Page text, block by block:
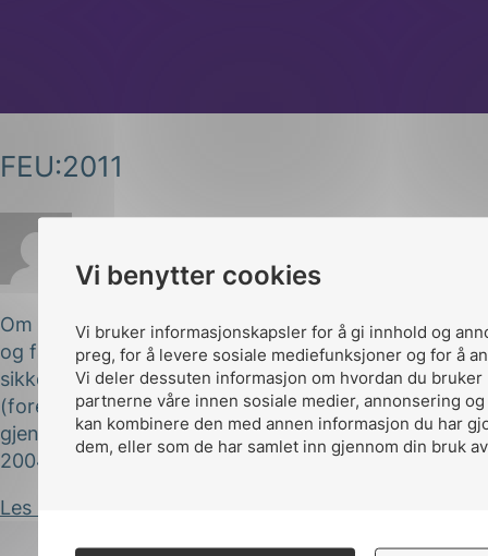
Vi benytter cookies
Vi bruker informasjonskapsler for å gi innhold og
preg, for å levere sosiale mediefunksjoner og for å
Vi deler dessuten informasjon om hvordan du
partnerne våre innen sosiale medier, annonsering
kan kombinere den med annen informasjon du har
dem, eller som de har samlet inn gjennom din bruk
FEU:2011
Marianne Krosby Publisert 13.02.2017
Om produktet Forskriften gjelder alt elektrisk utstyr
og fastsetter bl.a. krav til det elektriske utstyrets
sikkerhet og elektromagnetisk kompatibilitet
(forenlighet). Forskriftens bestemmelser
gjennomfører bl.a. de to direktivene, direktiv
2004/108/EF om...
Les innlegg